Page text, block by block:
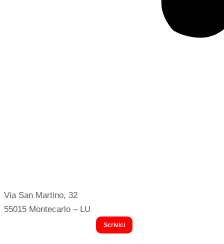
Via San Martino, 32
55015 Montecarlo – LU
Scrivici